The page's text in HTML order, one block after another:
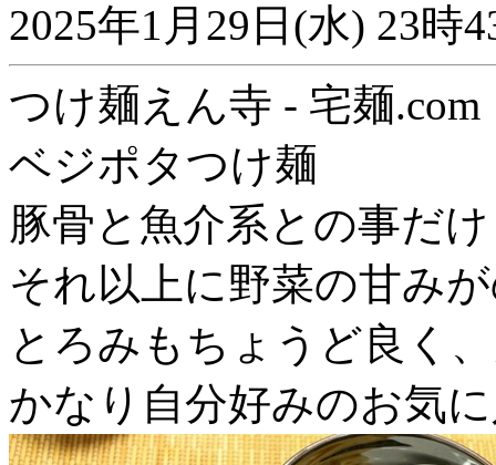
2025年1月29日(水) 23時
つけ麺えん寺 - 宅麺.com
ベジポタつけ麺
豚骨と魚介系との事だ
それ以上に野菜の甘み
とろみもちょうど良く
かなり自分好みのお気